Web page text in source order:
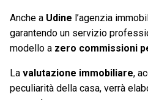
Anche a Udine l’agenzia
garantendo un servizio
modello a zero commissioni
La valutazione immobiliare,
peculiarità della casa, verrà